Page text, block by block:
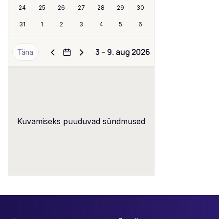
24 25 26 27 28 29 30
31 1 2 3 4 5 6
Täna 3 – 9. aug 2026
Kuvamiseks puuduvad sündmused